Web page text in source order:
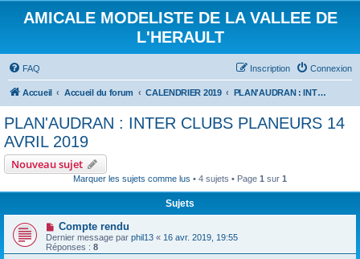
AMICALE MODELISTE DE LA VALLEE DE
L'HERAULT
FAQ Connexion
Inscription
Accueil Accueil du forum CALENDRIER 2019 PLAN'AUDRAN : INTER CLUBS PLANEURS 14 AVRIL 2019
PLAN'AUDRAN : INTER CLUBS PLANEURS 14
AVRIL 2019
Nouveau sujet
Marquer les sujets comme lus • 4 sujets • Page 1 sur 1
Sujets
Compte rendu
Dernier message par phil13 « 16 avr. 2019, 19:55
Réponses : 8